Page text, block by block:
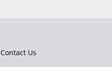
Contact Us